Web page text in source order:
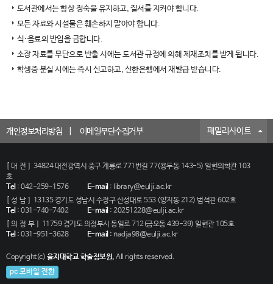
도서관에서는 항상 정숙을 유지하고, 질서를 지켜야 합니다.
모든 자료와 시설물은 훼손하지 말아야 합니다.
식·음료의 반입을 금합니다.
소장 자료를 무단으로 반출 시에는 도서관 규정에 의해 제재조치를 받게 됩니다.
학생증 분실 시에는 즉시 신고하고, 신한은행에서 재발급 받습니다.
개인정보처리방침 이메일무단수집거부 패밀리사이트
[대전]
34824 대전광역시 중구 계룡로 771번길 77(용두동 143-5) 일현의학관 103
호
Tel: 042-259-1576 E-mail: library@eulji.ac.kr
[성남]
13135 경기도 성남시 수정구 산성대로 553 (양지동 212) 범석관 602호
Tel: 031-740-7402 E-mail: 20251228@eulji.ac.kr
[의정부]
11759 경기도 의정부시 동일로 712(금오동 439-39) 일현관 105호
Tel: 031-951-3628 E-mail: nadja98@eulji.ac.kr
Copyright(c) 을지대학교 학술정보원. All rights reserved.
pc 모바일 전환